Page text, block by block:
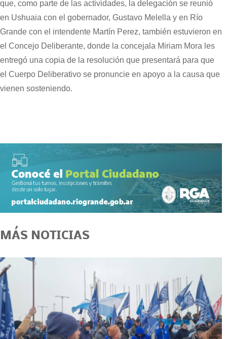
que, como parte de las actividades, la delegación se reunió
en Ushuaia con el gobernador, Gustavo Melella y en Río
Grande con el intendente Martín Perez, también estuvieron en
el Concejo Deliberante, donde la concejala Miriam Mora les
entregó una copia de la resolución que presentará para que
el Cuerpo Deliberativo se pronuncie en apoyo a la causa que
vienen sosteniendo.
MÁS NOTICIAS